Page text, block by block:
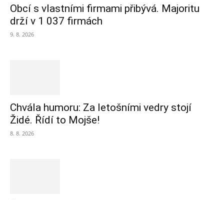
Obcí s vlastními firmami přibývá. Majoritu
drží v 1 037 firmách
9. 8. 2026
Chvála humoru: Za letošními vedry stojí
Židé. Řídí to Mojše!
8. 8. 2026